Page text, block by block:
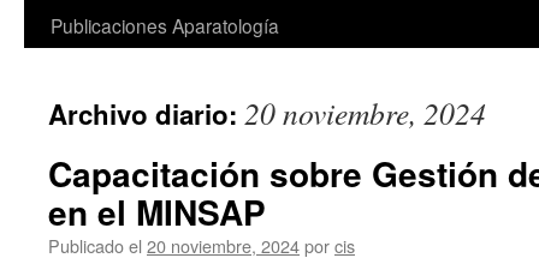
contenido
Publicaciones Aparatología
Archivo diario: 20 noviembre, 2024
Capacitación sobre Gestión
en el MINSAP
Publicado el 20 noviembre, 2024porcis